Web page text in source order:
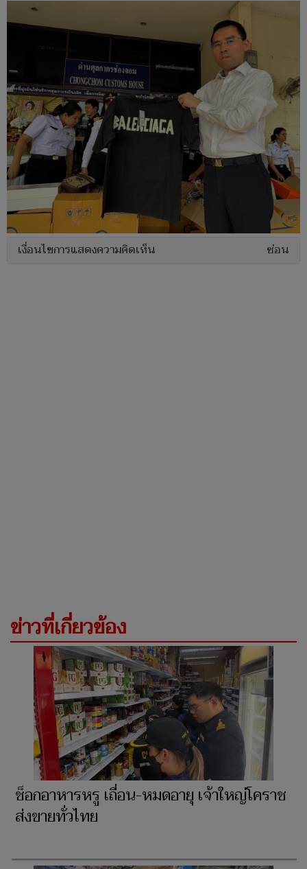
เงื่อนไขการแสดงความคิดเห็น ซ่อน
ข่าวที่เกี่ยวข้อง
ช็อกอาหารหรู เถื่อน-หมดอายุ เจ้าใหญ่โคราช
ส่งขายทั่วไทย